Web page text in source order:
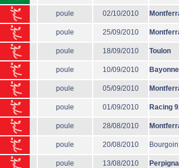
poule 02/10/2010
poule 25/09/2010
poule 18/09/2010 Toulon
poule 10/09/2010 Bayonne
poule 05/09/2010
poule 01/09/2010 Racing
poule 28/08/2010
poule 20/08/2010 Bourgoin
poule 13/08/2010